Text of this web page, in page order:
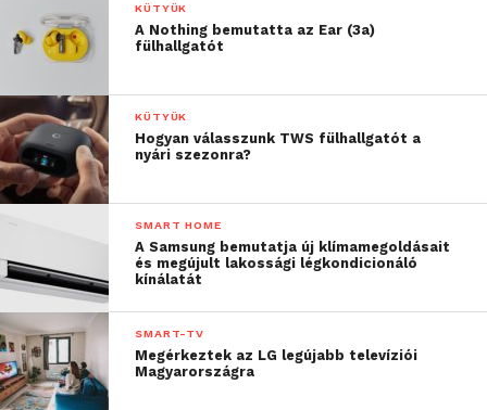
KÜTYÜK
A Nothing bemutatta az Ear (3a)
fülhallgatót
KÜTYÜK
Hogyan válasszunk TWS fülhallgatót a
nyári szezonra?
SMART HOME
A Samsung bemutatja új klímamegoldásait
és megújult lakossági légkondicionáló
kínálatát
SMART-TV
Megérkeztek az LG legújabb televíziói
Magyarországra